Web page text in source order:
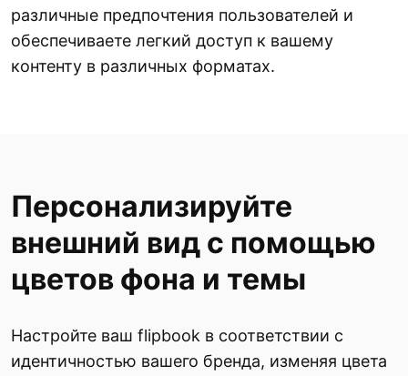
различные предпочтения пользователей и
обеспечиваете легкий доступ к вашему
контенту в различных форматах.
Персонализируйте
внешний вид с помощью
цветов фона и темы
Настройте ваш flipbook в соответствии с
идентичностью вашего бренда, изменяя цвета